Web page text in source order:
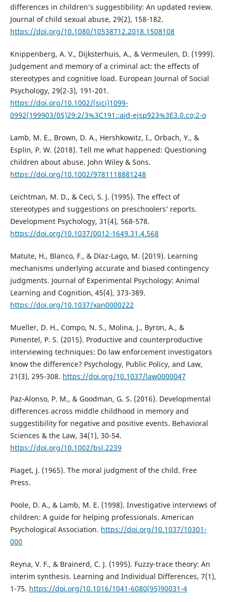
differences in children’s suggestibility: An updated review.
Journal of child sexual abuse, 29(2), 158-182.
https://doi.org/10.1080/10538712.2018.1508108
Knippenberg, A. V., Dijksterhuis, A., & Vermeulen, D. (1999).
Judgement and memory of a criminal act: the effects of
stereotypes and cognitive load. European Journal of Social
Psychology, 29(2-3), 191-201.
https://doi.org/10.1002/(sici)1099-
0992(199903/05)29:2/3%3C191::aid-ejsp923%3E3.0.co;2-o
Lamb, M. E., Brown, D. A., Hershkowitz, I., Orbach, Y., &
Esplin, P. W. (2018). Tell me what happened: Questioning
children about abuse. John Wiley & Sons.
https://doi.org/10.1002/9781118881248
Leichtman, M. D., & Ceci, S. J. (1995). The effect of
stereotypes and suggestions on preschoolers’ reports.
Development Psychology, 31(4), 568-578.
https://doi.org/10.1037/0012-1649.31.4.568
Matute, H., Blanco, F., & Díaz-Lago, M. (2019). Learning
mechanisms underlying accurate and biased contingency
judgments. Journal of Experimental Psychology: Animal
Learning and Cognition, 45(4), 373-389.
https://doi.org/10.1037/xan0000222
Mueller, D. H., Compo, N. S., Molina, J., Byron, A., &
Pimentel, P. S. (2015). Productive and counterproductive
interviewing techniques: Do law enforcement investigators
know the difference? Psychology, Public Policy, and Law,
21(3), 295-308. https://doi.org/10.1037/law0000047
Paz‐Alonso, P. M., & Goodman, G. S. (2016). Developmental
differences across middle childhood in memory and
suggestibility for negative and positive events. Behavioral
Sciences & the Law, 34(1), 30-54.
https://doi.org/10.1002/bsl.2239
Piaget, J. (1965). The moral judgment of the child. Free
Press.
Poole, D. A., & Lamb, M. E. (1998). Investigative interviews of
children: A guide for helping professionals. American
Psychological Association. https://doi.org/10.1037/10301-
000
Reyna, V. F., & Brainerd, C. J. (1995). Fuzzy-trace theory: An
interim synthesis. Learning and Individual Differences, 7(1),
1-75. https://doi.org/10.1016/1041-6080(95)90031-4